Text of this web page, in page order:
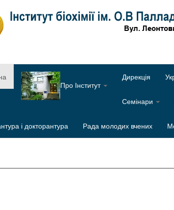
Про Інститут
Дирекція
Семінари
і докторантура Рада молодих вчених